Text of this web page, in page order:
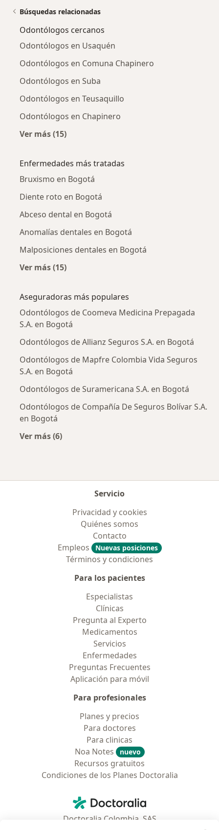
Búsquedas relacionadas
Odontólogos cercanos
Odontólogos en Usaquén
Odontólogos en Comuna Chapinero
Odontólogos en Suba
Odontólogos en Teusaquillo
Odontólogos en Chapinero
Ver más (15)
Enfermedades más tratadas
Bruxismo en Bogotá
Diente roto en Bogotá
Abceso dental en Bogotá
Anomalías dentales en Bogotá
Malposiciones dentales en Bogotá
Ver más (15)
Aseguradoras más populares
Odontólogos de Coomeva Medicina Prepagada
S.A. en Bogotá
Odontólogos de Allianz Seguros S.A. en Bogotá
Odontólogos de Mapfre Colombia Vida Seguros
S.A. en Bogotá
Odontólogos de Suramericana S.A. en Bogotá
Odontólogos de Compañía De Seguros Bolívar S.A.
en Bogotá
Ver más (6)
Servicio
Privacidad y cookies
Quiénes somos
Contacto
Empleos
Nuevas posiciones
Términos y condiciones
Para los pacientes
Especialistas
Clínicas
Pregunta al Experto
Medicamentos
Servicios
Enfermedades
Preguntas Frecuentes
Aplicación para móvil
Para profesionales
Planes y precios
Para doctores
Para clinicas
Noa Notes
nuevo
Recursos gratuitos
Condiciones de los Planes Doctoralia
Doctoralia - Página de inicio
Doctoralia Colombia, SAS